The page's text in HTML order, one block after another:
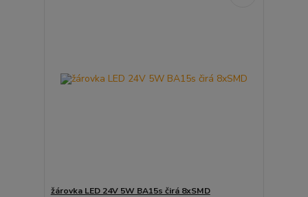
žárovka LED 24V 5W BA15s čirá 8xSMD